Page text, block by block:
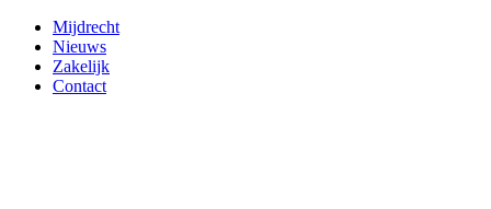
Mijdrecht
Nieuws
Zakelijk
Contact